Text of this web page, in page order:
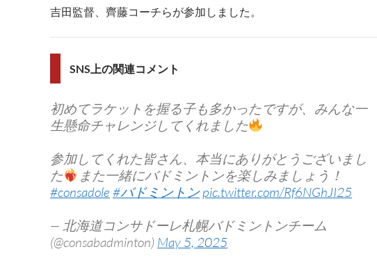
吉田監督、齊藤コーチらが参加しました。
SNS上の関連コメント
初めてラケットを握る子も多かったですが、みんな一
生懸命チャレンジしてくれました
参加してくれた皆さん、本当にありがとうございまし
た
また一緒にバドミントンを楽しみましょう！
#consadole #バドミントン pic.twitter.com/Rf6NGhJI25
— 北海道コンサドーレ札幌バドミントンチーム
(@consabadminton) May 5, 2025